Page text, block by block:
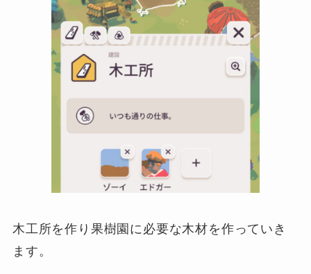
木工所を作り果樹園に必要な木材を作っていき
ます。